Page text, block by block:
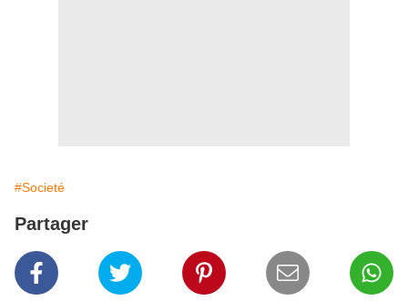
#Societé
Partager